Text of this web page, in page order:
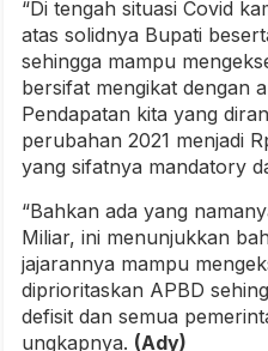
“Di tengah situasi Covid
atas solidnya Bupati
sehingga mampu
bersifat mengikat dengan
Pendapatan kita yang
perubahan 2021 menjadi
yang sifatnya mandatory
“Bahkan ada yang
Miliar, ini menunjukkan
jajarannya mampu
diprioritaskan APBD
defisit dan semua
ungkapnya. (Ady)